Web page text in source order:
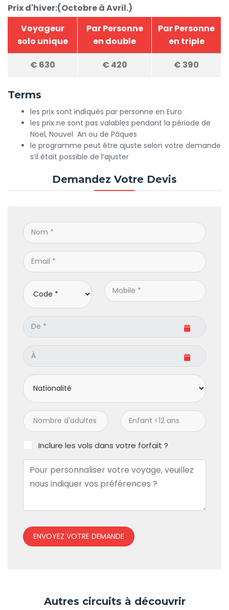
Prix d'hiver:(Octobre à Avril.)
Voyageur
solo unique
Par Personne
en double
Par Personne
en triple
€ 630 € 420 € 390
Terms
les prix sont indiqués par personne en Euro
les prix ne sont pas valables pendant la période de
Noel, Nouvel An ou de Pâques
le programme peut être ajuste selon votre demande
s’il était possible de l’ajuster
Demandez Votre Devis
Inclure les vols dans votre forfait ?
ENVOYEZ VOTRE DEMANDE
Autres circuits à découvrir